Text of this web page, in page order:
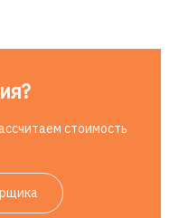
стоимость